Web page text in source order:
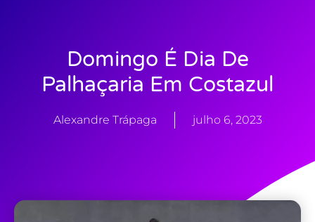
Domingo É Dia De
Palhaçaria Em Costazul
Alexandre Trápaga julho 6, 2023